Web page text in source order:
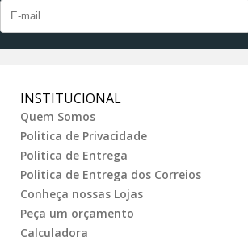
INSTITUCIONAL
Quem Somos
Politica de Privacidade
Politica de Entrega
Politica de Entrega dos Correios
Conheça nossas Lojas
Peça um orçamento
Calculadora